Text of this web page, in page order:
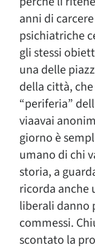
anni di
psichiatriche
gli stessi
una delle
della città,
“periferia”
viaavai
giorno è
umano di chi
storia, a
ricorda anche
liberali danno
commessi.
scontato la